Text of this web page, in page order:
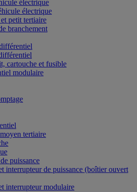
électrique
électrique
petit tertiaire
branchement
cartouche et fusible
modulaire
tertiaire
puissance
interrupteur de puissance (boîtier ouvert
interrupteur modulaire